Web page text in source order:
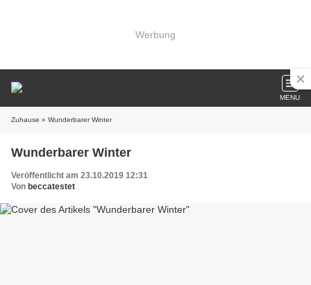
Werbung
MENU
Zuhause » Wunderbarer Winter
Wunderbarer Winter
Veröffentlicht am 23.10.2019 12:31
Von beccatestet